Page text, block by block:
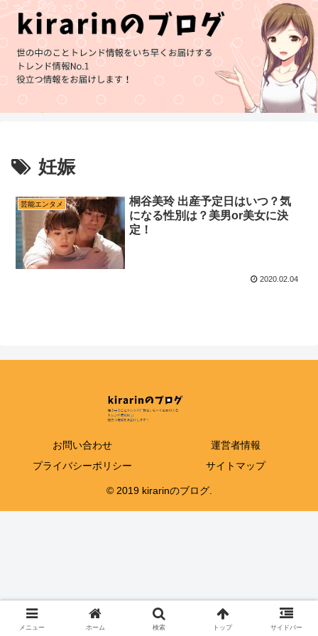
妊娠
芸能エンタメ
桐谷美玲 出産予定日はいつ？気
になる性別は？美男or美女に決
定！
2020.02.04
お問い合わせ
運営者情報
プライバシーポリシー
サイトマップ
© 2019 kirarinのブログ.
メニュー ホーム 検索 トップ サイドバー